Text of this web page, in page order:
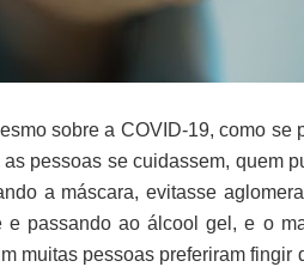
sobre a COVID-19, como se
pessoas se cuidassem, quem
a máscara, evitasse
e passando ao álcool gel, e o
muitas pessoas preferiram fingir